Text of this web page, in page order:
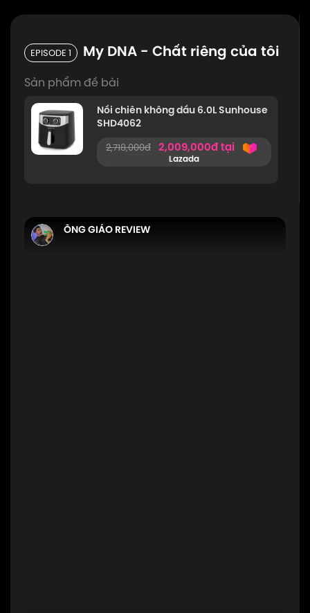
EPISODE 1 My DNA - Chất riêng của tôi
Sản phẩm đề bài
Nồi chiên không dầu 6.0L Sunhouse
SHD4062
2,718,000đ 2,009,000đ tại
Lazada
ÔNG GIÁO REVIEW